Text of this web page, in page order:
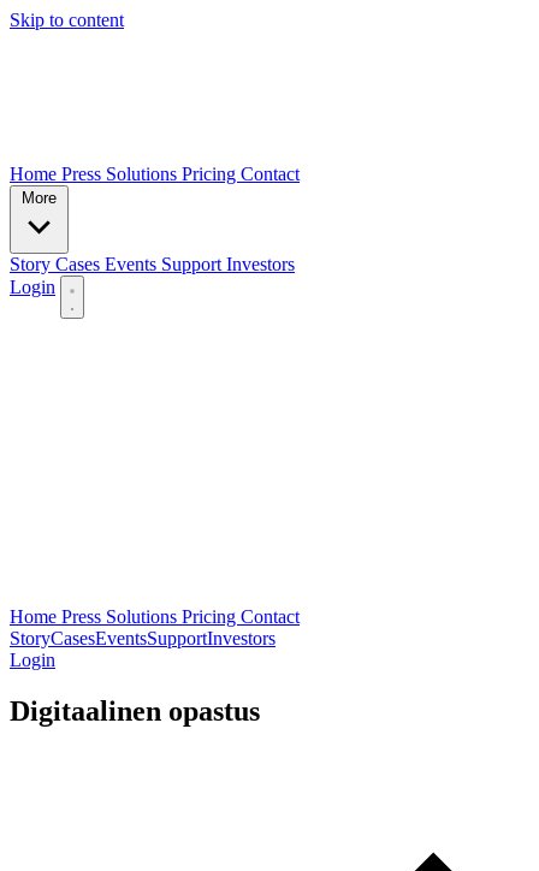
Skip to content
Home Press Solutions Pricing Contact
Story Cases Events SupportInvestors
Login
Home Press Solutions Pricing Contact
StoryCasesEventsSupportInvestors
Login
Digitaalinen opastus